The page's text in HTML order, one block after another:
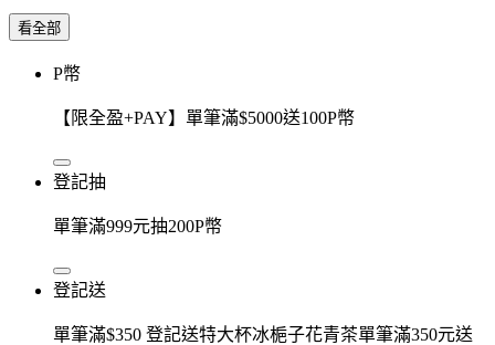
看全部
P幣
【限全盈+PAY】單筆滿$5000送100P幣
登記抽
單筆滿999元抽200P幣
登記送
單筆滿$350 登記送特大杯冰梔子花青茶單筆滿350元送